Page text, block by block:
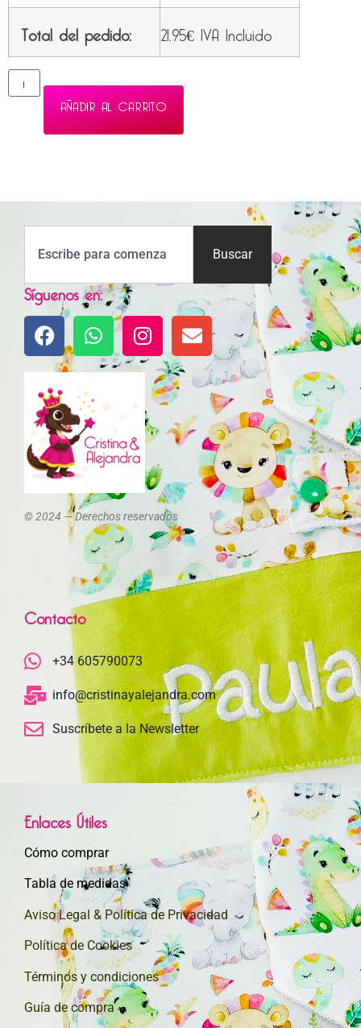
Total del pedido:
21,95€ IVA Incluido
AÑADIR AL CARRITO
Buscar
Síguenos en:
© 2024 — Derechos reservados
Contacto
+34 605790073
info@cristinayalejandra.com
Suscríbete a la Newsletter
Enlaces Útiles
Cómo comprar
Tabla de medidas
Aviso Legal & Política de Privacidad
Política de Cookies
Términos y condiciones
Guía de compra